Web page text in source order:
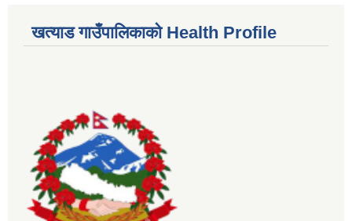
खत्याड गाउँपालिकाकाे Health Profile